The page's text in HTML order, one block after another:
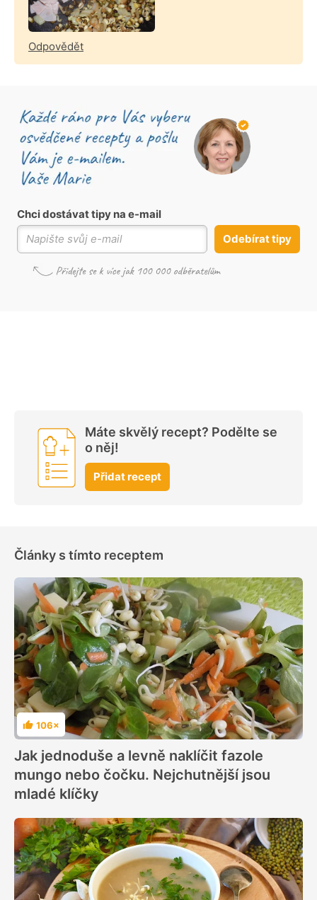
Odpovědět
Chci dostávat tipy na e-mail
Odebírat tipy
Máte skvělý recept? Podělte se
o něj!
Přidat recept
Články s tímto receptem
Hodnocení
106×
Jak jednoduše a levně naklíčit fazole
mungo nebo čočku. Nejchutnější jsou
mladé klíčky